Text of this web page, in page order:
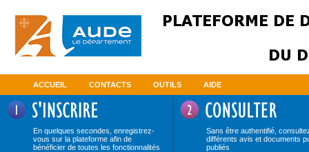
ACCUEIL CONTACTS OUTILS AIDE
En quelques secondes, enregistrez-
vous sur la plateforme afin de
bénéficier de toutes les fonctionnalités
Sans être authentifié,
différents avis et documents
publiés